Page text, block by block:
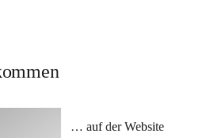
… auf der Website